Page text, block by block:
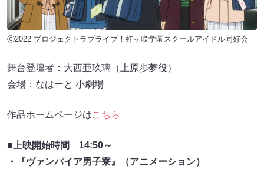
Ⓒ2022 プロジェクトラブライブ！虹ヶ咲学園スクールアイドル同好会
舞台登壇者：大西亜玖璃（上原歩夢役）
会場：なはーと 小劇場
作品ホームページはこちら
■上映開始時間 14:50～
・『ヴァンパイア男子寮』（アニメーション）